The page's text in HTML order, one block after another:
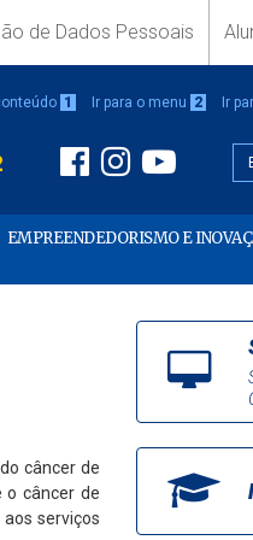
de Dados Pessoais
1 Ir para o menu 2 Ir
EMPREENDEDORISMO E
câncer de
o câncer de
serviços